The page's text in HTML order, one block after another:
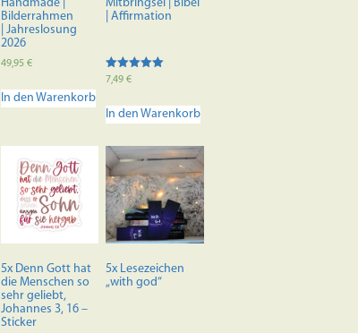
Handmade |
Bilderrahmen
| Jahreslosung
2026
49,95 €
In den Warenkorb
Mitbringsel | Bibel
| Affirmation
Bewertet mit
7,49€
In den Warenkorb
5x Denn Gott hat
die Menschen so
sehr geliebt,
Johannes 3, 16 –
Sticker
5x Lesezeichen
„with god“